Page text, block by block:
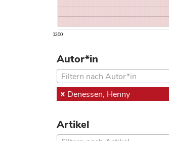
1300
Autor*in
Filtern nach Autor*in
Denessen, Henny
Artikel